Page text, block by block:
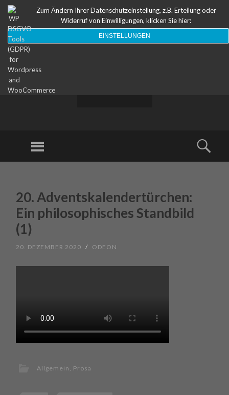
ODEON
Menu
20. Adventskalendertürchen:
Ein philosophisches Standbild
(1)
20. DEZEMBER 2020 / ODEON
Allgemein Prosa
Zum Ändern Ihrer Datenschutzeinstellung, z.B. Erteilung oder
Widerruf von Einwilligungen, klicken Sie hier:
EINSTELLUNGEN